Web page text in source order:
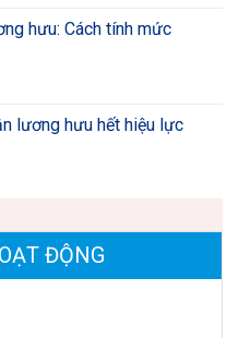
hưu: Cách tính mức
lương hưu hết hiệu lực
ĐỘNG